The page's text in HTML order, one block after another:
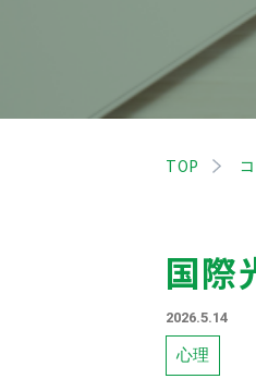
TOP
国際
2026.5.14
心理